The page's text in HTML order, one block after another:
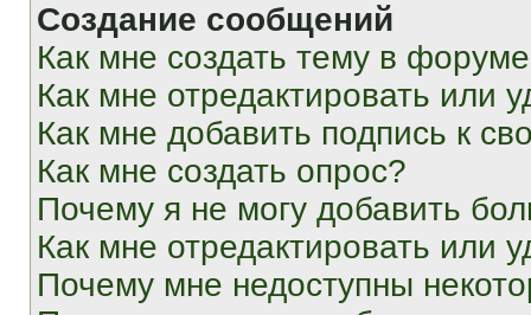
Создание сообщений
Как мне создать тему в
Как мне отредактировать или
Как мне добавить подпись к
Как мне создать опрос?
Почему я не могу добавить
Как мне отредактировать или
Почему мне недоступны